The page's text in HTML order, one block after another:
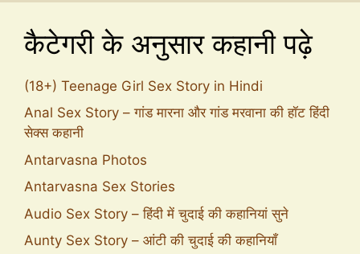
कैटेगरी के अनुसार कहानी पढ़े
(18+) Teenage Girl Sex Story in Hindi
Anal Sex Story – गांड मारना और गांड मरवाना की हॉट हिंदी
सेक्स कहानी
Antarvasna Photos
Antarvasna Sex Stories
Audio Sex Story – हिंदी में चुदाई की कहानियां सुने
Aunty Sex Story – आंटी की चुदाई की कहानियाँ